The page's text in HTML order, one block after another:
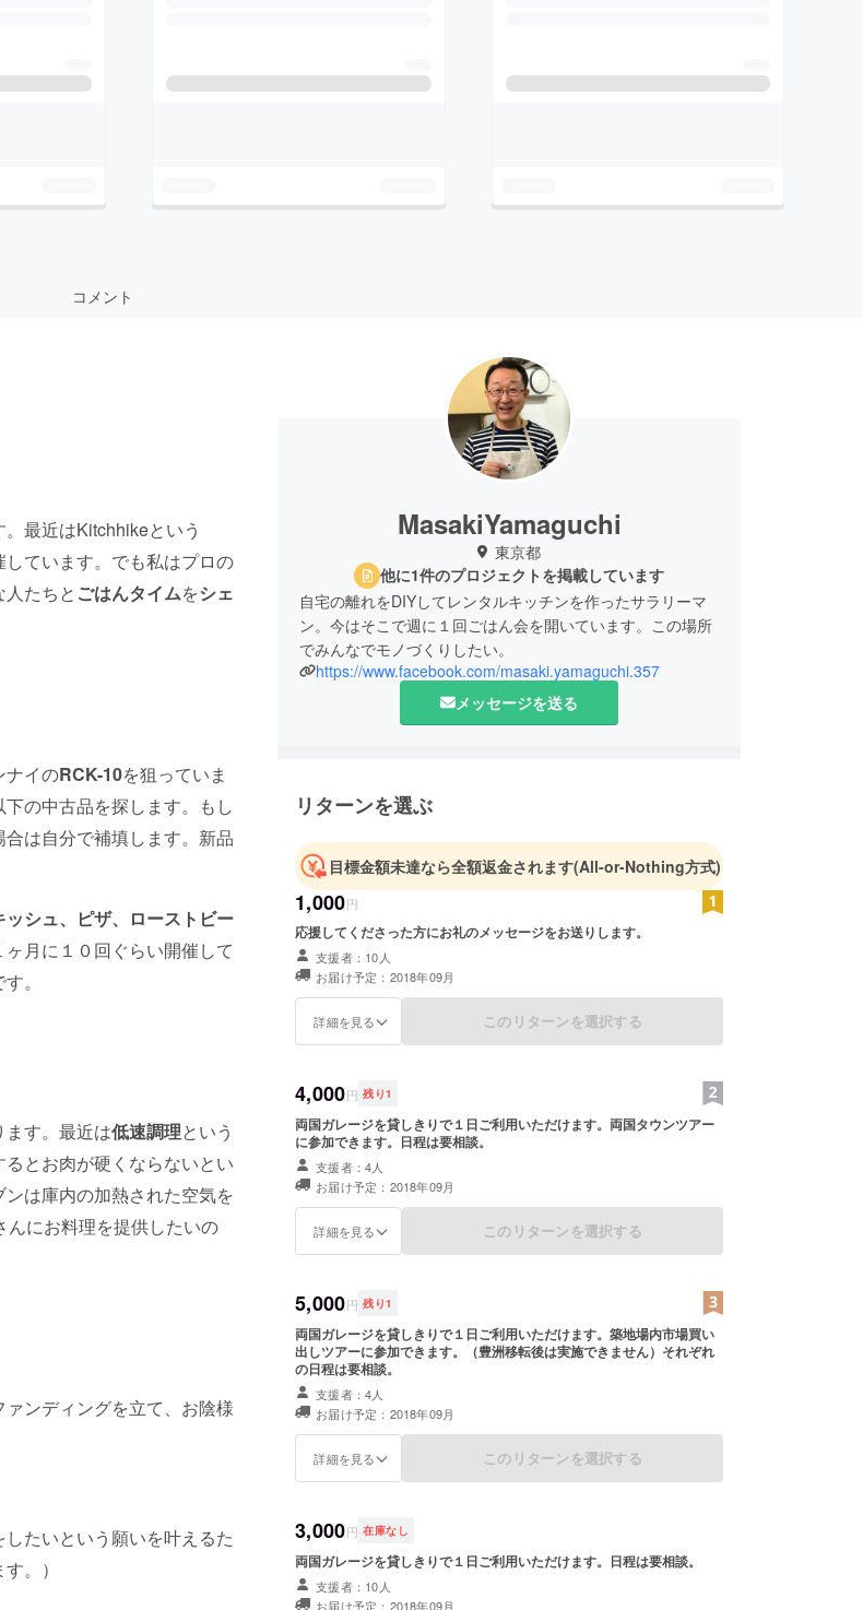
コメント
最近はKitchhikeという
ています。でも私はプロの
たちと ごはんタイムをシェ
ナイのRCK-10を狙っていま
の中古品を探します。もし
は自分で補填します。新品
ッシュ、ピザ、ローストビー
月に１０回ぐらい開催して
。
す。最近は低速調理という
とお肉が硬くならないとい
は庫内の加熱された空気を
んにお料理を提供したいの
ンディングを立て、お陰様
たいという願いを叶えるた
。）
MasakiYamaguchi
東京都
他に1件のプロジェクトを掲載しています
自宅の離れをDIYしてレンタルキッチンを作ったサラリーマ
ン。今はそこで週に１回ごはん会を開いています。この場所
でみんなでモノづくりしたい。
https://www.facebook.com/masaki.yamaguchi.357
メッセージを送る
リターンを選ぶ
目標金額未達なら全額返金されます(All-or-Nothing方式)
1,000円
応援してくださった方にお礼のメッセージをお送りします。
支援者：10人
お届け予定：2018年09月
詳細を見る このリターンを選択する
4,000円 残り1
両国ガレージを貸しきりで１日ご利用いただけます。両国タウンツアー
に参加できます。日程は要相談。
支援者：4人
お届け予定：2018年09月
詳細を見る このリターンを選択する
5,000円 残り1
両国ガレージを貸しきりで１日ご利用いただけます。築地場内市場買い
出しツアーに参加できます。（豊洲移転後は実施できません）それぞれ
の日程は要相談。
支援者：4人
お届け予定：2018年09月
詳細を見る このリターンを選択する
3,000円 在庫なし
両国ガレージを貸しきりで１日ご利用いただけます。日程は要相談。
支援者：10人
お届け予定：2018年09月